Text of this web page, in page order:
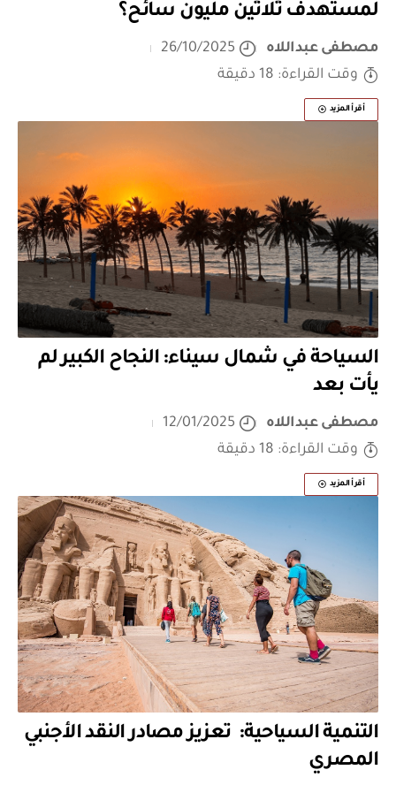
لمستهدف ثلاثين مليون سائح؟
مصطفى عبداللاه
26/10/2025
وقت القراءة: 18 دقيقة
أقرأ المزيد
السياحة في شمال سيناء: النجاح الكبير لم
يأت بعد
مصطفى عبداللاه
12/01/2025
وقت القراءة: 18 دقيقة
أقرأ المزيد
التنمية السياحية: تعزيز مصادر النقد الأجنبي
المصري